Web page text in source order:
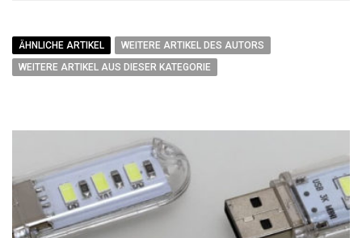
ÄHNLICHE ARTIKEL
WEITERE ARTIKEL DES AUTORS
WEITERE ARTIKEL AUS DIESER KATEGORIE